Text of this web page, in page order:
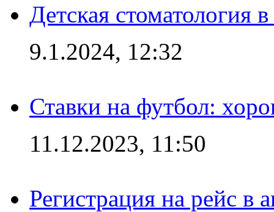
Детская стоматология
9.1.2024, 12:32
Ставки на футбол:
11.12.2023, 11:50
Регистрация на рейс в